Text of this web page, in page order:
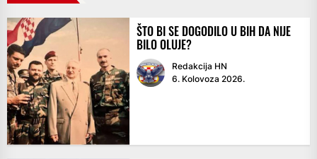
ŠTO BI SE DOGODILO U BIH DA NIJE
BILO OLUJE?
Redakcija HN
6. Kolovoza 2026.